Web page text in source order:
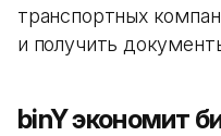
транспортных
и получить
binY экономит